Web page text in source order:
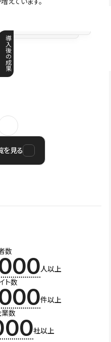
導
入
後
の
成
果
を見る
数
人以上
ト数
件以上
数
社以上